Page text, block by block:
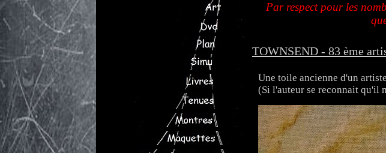
Par respect pour les
TOWNSEND - 83 ème
Une toile ancienne d'un
(Si l'auteur se reconnait qu'il